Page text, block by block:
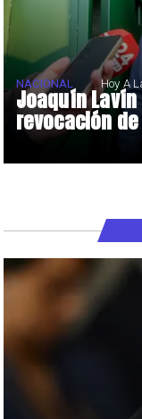
Joaquín
revocación
NACIONAL Hoy A